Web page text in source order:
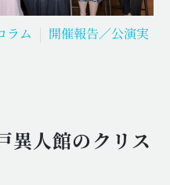
ラム
開催報告／公演実
人館のクリス